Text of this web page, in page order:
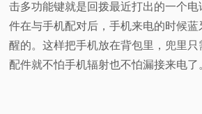
击多功能键就是回拨最近打出的一个
件在与手机配对后，手机来电的时候
醒的。这样把手机放在背包里，兜里
配件就不怕手机辐射也不怕漏接来电了